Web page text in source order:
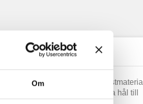
Om
i ett svartvitt, spräckligt plastmaterial
rörlig underkäke samt två svarta hål till